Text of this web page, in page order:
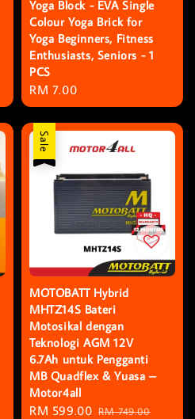
Yoga Block - EVA Single
Colour Yoga Brick for
Yoga Beginners, Fitness
Enthusiasts, Seniors - 1
PCS
Regular
price
RM 7.00
Sale
MOTOBATT Hybrid
MHTZ14S Bateri
Motosikal dengan
Teknologi AGM 12V
6.7Ah untuk Pengganti
MB Quadflex & Yuasa –
Motor4all
Sale
RM 599.00 Regular
RM 749.00